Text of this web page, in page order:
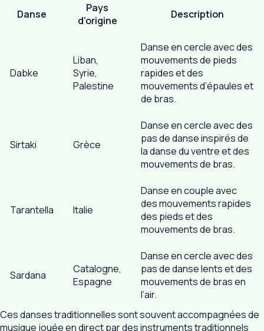
Danse
Pays
d’origine
Description
Dabke
Liban,
Syrie,
Palestine
Danse en cercle avec des
mouvements de pieds
rapides et des
mouvements d’épaules et
de bras.
Sirtaki Grèce
Danse en cercle avec des
pas de danse inspirés de
la danse du ventre et des
mouvements de bras.
Tarantella Italie
Danse en couple avec
des mouvements rapides
des pieds et des
mouvements de bras.
Sardana
Catalogne,
Espagne
Danse en cercle avec des
pas de danse lents et des
mouvements de bras en
l’air.
Ces danses traditionnelles sont souvent accompagnées de
musique jouée en direct par des instruments traditionnels